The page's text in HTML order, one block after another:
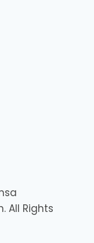
All Rights